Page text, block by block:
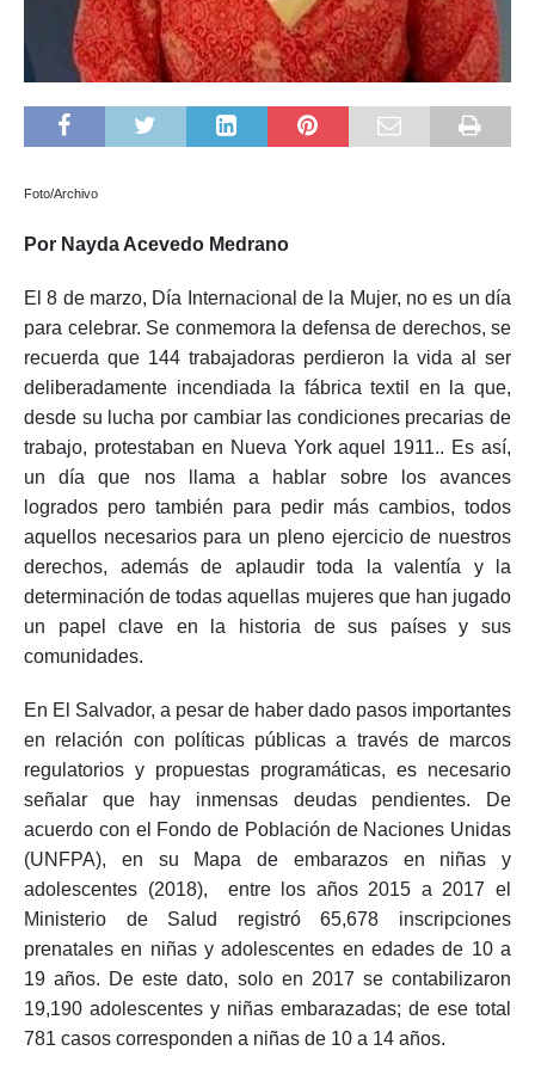
Foto/Archivo
Por Nayda Acevedo Medrano
El 8 de marzo, Día Internacional de la Mujer, no es un día
para celebrar. Se conmemora la defensa de derechos, se
recuerda que 144 trabajadoras perdieron la vida al ser
deliberadamente incendiada la fábrica textil en la que,
desde su lucha por cambiar las condiciones precarias de
trabajo, protestaban en Nueva York aquel 1911.. Es así,
un día que nos llama a hablar sobre los avances
logrados pero también para pedir más cambios, todos
aquellos necesarios para un pleno ejercicio de nuestros
derechos, además de aplaudir toda la valentía y la
determinación de todas aquellas mujeres que han jugado
un papel clave en la historia de sus países y sus
comunidades.
En El Salvador, a pesar de haber dado pasos importantes
en relación con políticas públicas a través de marcos
regulatorios y propuestas programáticas, es necesario
señalar que hay inmensas deudas pendientes. De
acuerdo con el Fondo de Población de Naciones Unidas
(UNFPA), en su Mapa de embarazos en niñas y
adolescentes (2018), entre los años 2015 a 2017 el
Ministerio de Salud registró 65,678 inscripciones
prenatales en niñas y adolescentes en edades de 10 a
19 años. De este dato, solo en 2017 se contabilizaron
19,190 adolescentes y niñas embarazadas; de ese total
781 casos corresponden a niñas de 10 a 14 años.